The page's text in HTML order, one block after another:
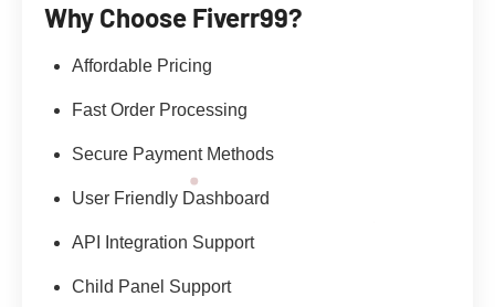
Why Choose Fiverr99?
Affordable Pricing
Fast Order Processing
Secure Payment Methods
User Friendly Dashboard
API Integration Support
Child Panel Support